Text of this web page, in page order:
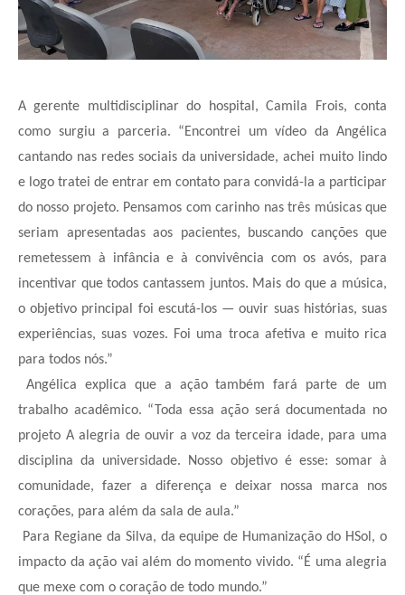
A gerente multidisciplinar do hospital, Camila Frois, conta
como surgiu a parceria. “Encontrei um vídeo da Angélica
cantando nas redes sociais da universidade, achei muito lindo
e logo tratei de entrar em contato para convidá-la a participar
do nosso projeto. Pensamos com carinho nas três músicas que
seriam apresentadas aos pacientes, buscando canções que
remetessem à infância e à convivência com os avós, para
incentivar que todos cantassem juntos. Mais do que a música,
o objetivo principal foi escutá-los — ouvir suas histórias, suas
experiências, suas vozes. Foi uma troca afetiva e muito rica
para todos nós.”
Angélica explica que a ação também fará parte de um
trabalho acadêmico. “Toda essa ação será documentada no
projeto A alegria de ouvir a voz da terceira idade, para uma
disciplina da universidade. Nosso objetivo é esse: somar à
comunidade, fazer a diferença e deixar nossa marca nos
corações, para além da sala de aula.”
Para Regiane da Silva, da equipe de Humanização do HSol, o
impacto da ação vai além do momento vivido. “É uma alegria
que mexe com o coração de todo mundo.”